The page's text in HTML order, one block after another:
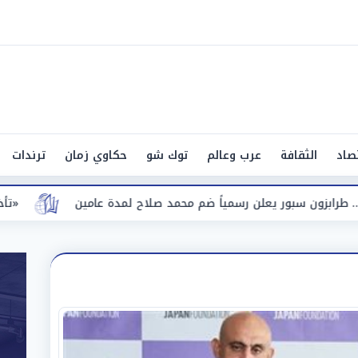
الثقافة عرب وعالم توك شو حكاوي زمان ترندات
«تأخير القوائم والتصنيف».. البورصة محمد صلاح لمدة عامين